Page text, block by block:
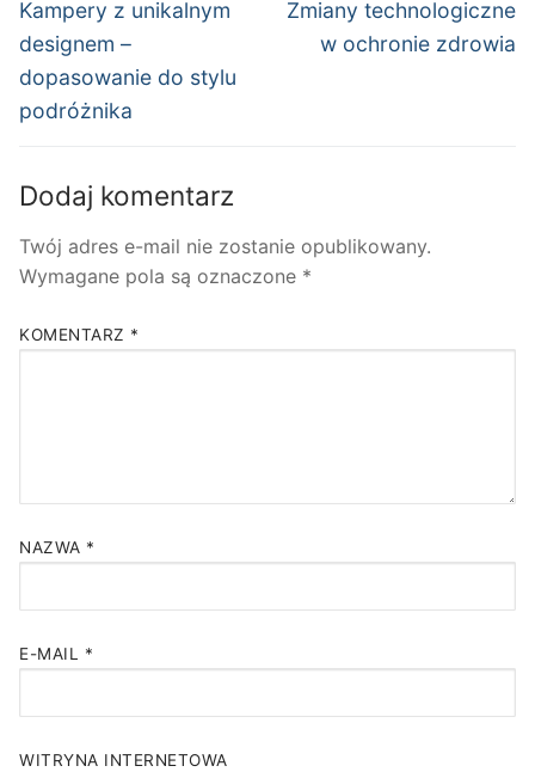
wpisu
Poprzedni
wpis:
Kampery z unikalnym
designem –
dopasowanie do stylu
podróżnika
Następny
wpis:
Zmiany technologiczne
w ochronie zdrowia
Dodaj komentarz
Twój adres e-mail nie zostanie opublikowany.
Wymagane pola są oznaczone *
KOMENTARZ *
NAZWA *
E-MAIL *
WITRYNA INTERNETOWA